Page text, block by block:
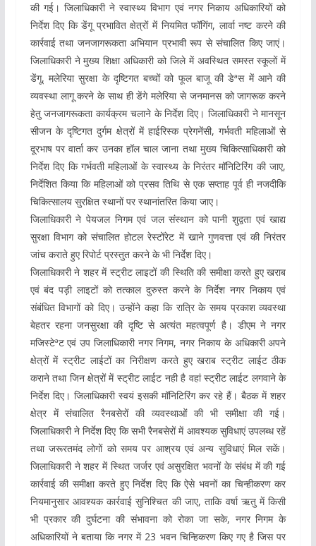
की गई। जिलाधिकारी ने स्वास्थ्य विभाग एवं नगर निकाय अधिकारियों को
निर्देश दिए कि डेंगू प्रभावित क्षेत्रों में नियमित फॉगिंग, लार्वा नष्ट करने की
कार्रवाई तथा जनजागरूकता अभियान प्रभावी रूप से संचालित किए जाएं।
जिलाधिकारी ने मुख्य शिक्षा अधिकारी को जिले में अवस्थित समस्त स्कूलों में
डेंगू, मलेरिया सुरक्षा के दृष्टिगत बच्चों को फूल बाजू की डेªस में आने की
व्यवस्था लागू करने के साथ ही डेंगे मलेरिया से जनमानस को जागरूक करने
हेतु जनजागरूकता कार्यक्रम चलाने के निर्देश दिए। जिलाधिकारी ने मानसून
सीजन के दृष्टिगत दुर्गम क्षेत्रों में हाईरिस्क प्रेगनेंसी, गर्भवती महिलाओं से
दूरभाष पर वार्ता कर उनका हॉल चाल जाना तथा मुख्य चिकित्साधिकारी को
निर्देश दिए कि गर्भवती महिलाओं के स्वास्थ्य के निरंतर मॉनिटिरिंग की जाए,
निर्देशित किया कि महिलाओं को प्रसव तिथि से एक सप्ताह पूर्व ही नजदीकि
चिकित्सालय सुरक्षित स्थानों पर स्थानांतरित किया जाए।
जिलाधिकारी ने पेयजल निगम एवं जल संस्थान को पानी शुद्वता एवं खाद्य
सुरक्षा विभाग को संचालित होटल रेस्टोंरेट में खाने गुणवत्ता एवं की निरंतर
जांच कराते हुए रिपोर्ट प्रस्तुत करने के भी निर्देश दिए।
जिलाधिकारी ने शहर में स्ट्रीट लाइटों की स्थिति की समीक्षा करते हुए खराब
एवं बंद पड़ी लाइटों को तत्काल दुरुस्त करने के निर्देश नगर निकाय एवं
संबंधित विभागों को दिए। उन्होंने कहा कि रात्रि के समय प्रकाश व्यवस्था
बेहतर रहना जनसुरक्षा की दृष्टि से अत्यंत महत्वपूर्ण है। डीएम ने नगर
मजिस्टेªट एवं उप जिलाधिकारी नगर निगम, नगर निकाय के अधिकारी अपने
क्षेत्रों में स्ट्रीट लाईटों का निरीक्षण करते हुए खराब स्ट्रीट लाईट ठीक
कराने तथा जिन क्षेत्रों में स्ट्रीट लाईट नही है वहां स्ट्रीट लाईट लगवाने के
निर्देश दिए। जिलाधिकारी स्वयं इसकी मॉनिटिरिंग कर रहे हैं। बैठक में शहर
क्षेत्र में संचालित रैनबसेरों की व्यवस्थाओं की भी समीक्षा की गई।
जिलाधिकारी ने निर्देश दिए कि सभी रैनबसेरों में आवश्यक सुविधाएं उपलब्ध रहें
तथा जरूरतमंद लोगों को समय पर आश्रय एवं अन्य सुविधाएं मिल सकें।
जिलाधिकारी ने शहर में स्थित जर्जर एवं असुरक्षित भवनों के संबंध में की गई
कार्रवाई की समीक्षा करते हुए निर्देश दिए कि ऐसे भवनों का चिन्हीकरण कर
नियमानुसार आवश्यक कार्रवाई सुनिश्चित की जाए, ताकि वर्षा ऋतु में किसी
भी प्रकार की दुर्घटना की संभावना को रोका जा सके, नगर निगम के
अधिकारियों ने बताया कि नगर में 23 भवन चिन्हिकरण किए गए है जिस पर